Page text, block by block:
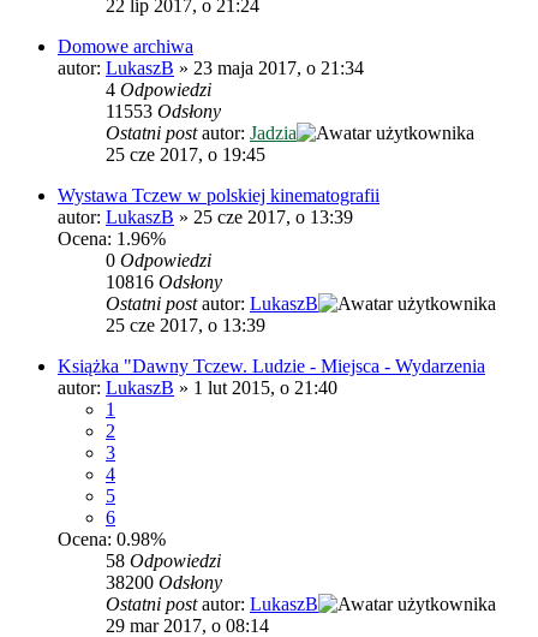
22 lip 2017, o 21:24
Domowe archiwa
autor: LukaszB » 23 maja 2017, o 21:34
4 Odpowiedzi
11553 Odsłony
Ostatni postautor: Jadzia
25 cze 2017, o 19:45
Wystawa Tczew w polskiej kinematografii
autor: LukaszB » 25 cze 2017, o 13:39
Ocena: 1.96%
0 Odpowiedzi
10816 Odsłony
Ostatni postautor: LukaszB
25 cze 2017, o 13:39
Książka "Dawny Tczew. Ludzie - Miejsca - Wydarzenia
autor: LukaszB » 1 lut 2015, o 21:40
1
2
3
4
5
6
Ocena: 0.98%
58 Odpowiedzi
38200 Odsłony
Ostatni postautor: LukaszB
29 mar 2017, o 08:14